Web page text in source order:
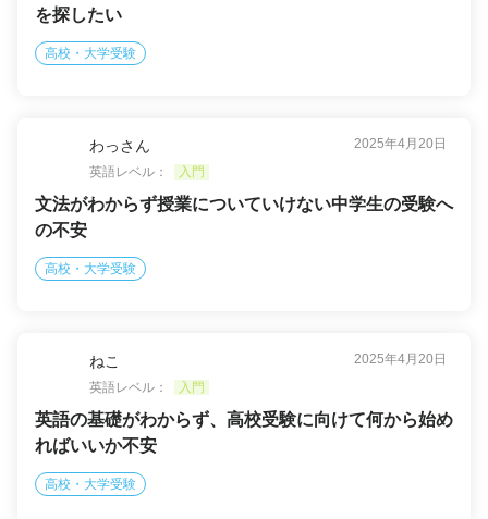
を探したい
高校・大学受験
わっさん
2025年4月20日
英語レベル：
入門
文法がわからず授業についていけない中学生の受験へ
の不安
高校・大学受験
ねこ
2025年4月20日
英語レベル：
入門
英語の基礎がわからず、高校受験に向けて何から始め
ればいいか不安
高校・大学受験